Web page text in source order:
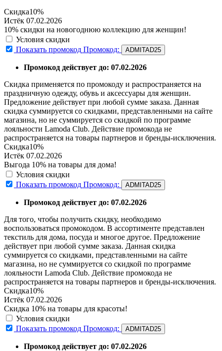
Скидка10%
Истёк 07.02.2026
10% скидки на новогоднюю коллекцию для женщин!
Условия скидки
Показать промокод Промокод: ADMITAD25
Промокод действует до: 07.02.2026
Скидка применяется по промокоду и распространяется на
праздничную одежду, обувь и аксессуары для женщин.
Предложение действует при любой сумме заказа. Данная
скидка суммируется со скидками, представленными на сайте
магазина, но не суммируется со скидкой по программе
лояльности Lamoda Club. Действие промокода не
распространяется на товары партнеров и бренды-исключения.
Скидка10%
Истёк 07.02.2026
Выгода 10% на товары для дома!
Условия скидки
Показать промокод Промокод: ADMITAD25
Промокод действует до: 07.02.2026
Для того, чтобы получить скидку, необходимо
воспользоваться промокодом. В ассортименте представлен
текстиль для дома, посуда и многое другое. Предложение
действует при любой сумме заказа. Данная скидка
суммируется со скидками, представленными на сайте
магазина, но не суммируется со скидкой по программе
лояльности Lamoda Club. Действие промокода не
распространяется на товары партнеров и бренды-исключения.
Скидка10%
Истёк 07.02.2026
Скидка 10% на товары для красоты!
Условия скидки
Показать промокод Промокод: ADMITAD25
Промокод действует до: 07.02.2026